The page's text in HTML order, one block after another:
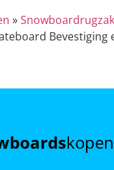
»
Bevestiging